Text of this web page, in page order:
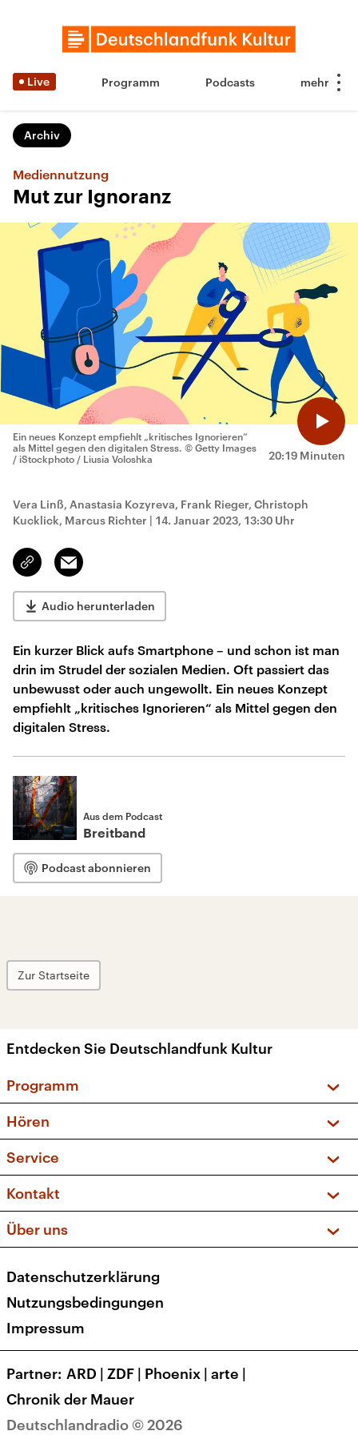
Live Programm Podcasts
Archiv
Mediennutzung
Mut zur Ignoranz
20:19 Minuten
Ein neues Konzept empfiehlt „kritisches Ignorieren“
als Mittel gegen den digitalen Stress. © Getty Images
/ iStockphoto / Liusia Voloshka
Vera Linß, Anastasia Kozyreva, Frank Rieger, Christoph
Kucklick, Marcus Richter | 14. Januar 2023, 13:30 Uhr
Link
kopieren/teilen
Email
Audio herunterladen
Ein kurzer Blick aufs Smartphone – und schon ist man
drin im Strudel der sozialen Medien. Oft passiert das
unbewusst oder auch ungewollt. Ein neues Konzept
empfiehlt „kritisches Ignorieren“ als Mittel gegen den
digitalen Stress.
Aus dem Podcast
Breitband
Podcast abonnieren
Zur Startseite
Entdecken Sie Deutschlandfunk Kultur
Programm
Sendungen und Podcasts
Musikliste
Kakadu – Das Kinderprogramm
Hören
Frequenzen (UKW + DAB+)
Service
FAQ
Apps
Newsletter
Veranstaltungen
Kontakt
Social Media
Über uns
Presse
Karriere
Transparenz
Deutschlandradio © 2026
Datenschutzerklärung
Nutzungsbedingungen
Impressum
Partner ARD | ZDF | Phoenix | arte |
Chronik der Mauer